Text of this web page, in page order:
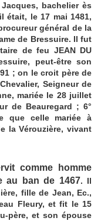
bachelier ès
était, le 17 mai 1481,
général de la
de Bressuire. Il fut
de feu JEAN DU
peut-être son
; on le croit père de
Seigneur de
mariée le 28 juillet
de Beauregard ; 6°
que celle mariée à
la Vérouzière, vivant
comme homme
au ban de 1467. Il
fille de Jean, Ec.,
Fleury, et fit le 15
père, et son épouse